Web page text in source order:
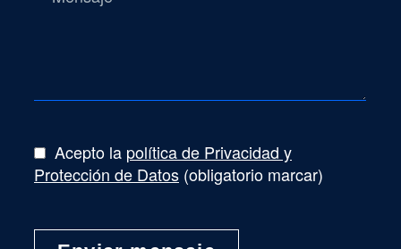
Acepto la política de Privacidad y
Protección de Datos (obligatorio marcar)